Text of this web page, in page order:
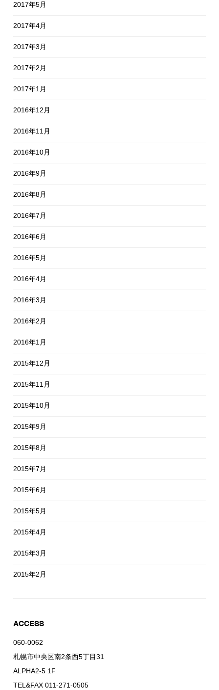
2017年5月
2017年4月
2017年3月
2017年2月
2017年1月
2016年12月
2016年11月
2016年10月
2016年9月
2016年8月
2016年7月
2016年6月
2016年5月
2016年4月
2016年3月
2016年2月
2016年1月
2015年12月
2015年11月
2015年10月
2015年9月
2015年8月
2015年7月
2015年6月
2015年5月
2015年4月
2015年3月
2015年2月
ACCESS
060-0062
札幌市中央区南2条西5丁目31
ALPHA2-5 1F
TEL&FAX 011-271-0505